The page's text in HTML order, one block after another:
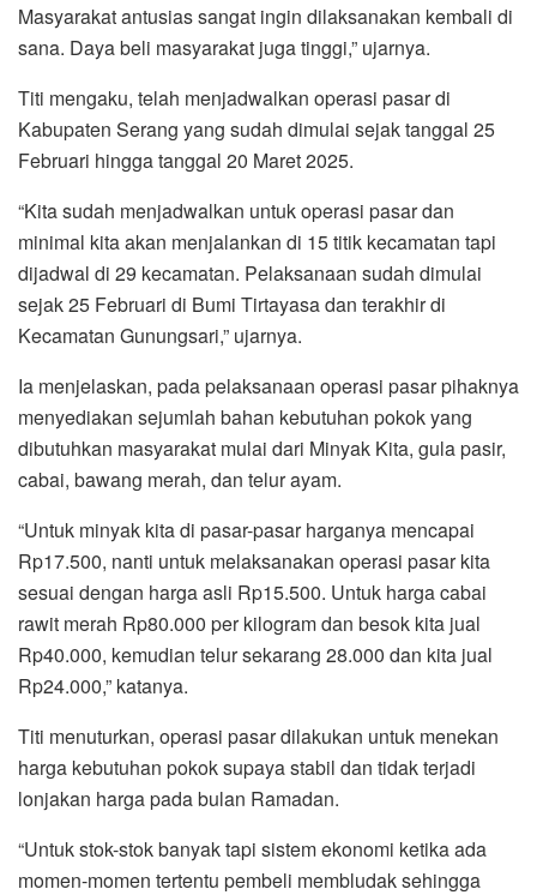
Masyarakat antusias sangat ingin dilaksanakan kembali di
sana. Daya beli masyarakat juga tinggi,” ujarnya.
Titi mengaku, telah menjadwalkan operasi pasar di
Kabupaten Serang yang sudah dimulai sejak tanggal 25
Februari hingga tanggal 20 Maret 2025.
“Kita sudah menjadwalkan untuk operasi pasar dan
minimal kita akan menjalankan di 15 titik kecamatan tapi
dijadwal di 29 kecamatan. Pelaksanaan sudah dimulai
sejak 25 Februari di Bumi Tirtayasa dan terakhir di
Kecamatan Gunungsari,” ujarnya.
Ia menjelaskan, pada pelaksanaan operasi pasar pihaknya
menyediakan sejumlah bahan kebutuhan pokok yang
dibutuhkan masyarakat mulai dari Minyak Kita, gula pasir,
cabai, bawang merah, dan telur ayam.
“Untuk minyak kita di pasar-pasar harganya mencapai
Rp17.500, nanti untuk melaksanakan operasi pasar kita
sesuai dengan harga asli Rp15.500. Untuk harga cabai
rawit merah Rp80.000 per kilogram dan besok kita jual
Rp40.000, kemudian telur sekarang 28.000 dan kita jual
Rp24.000,” katanya.
Titi menuturkan, operasi pasar dilakukan untuk menekan
harga kebutuhan pokok supaya stabil dan tidak terjadi
lonjakan harga pada bulan Ramadan.
“Untuk stok-stok banyak tapi sistem ekonomi ketika ada
momen-momen tertentu pembeli membludak sehingga